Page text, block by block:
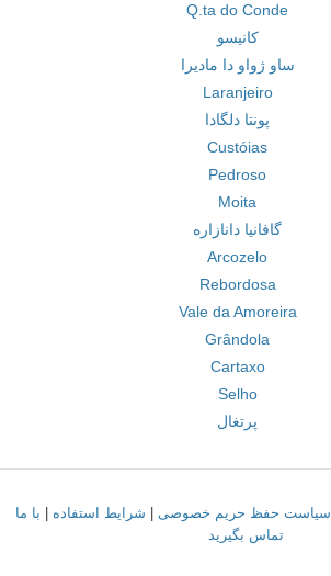
Q.ta do Conde
کانیسو
ساو ژواو دا مادیرا
Laranjeiro
پونتا دلگادا
Custóias
Pedroso
Moita
گافانیا دانازاره
Arcozelo
Rebordosa
Vale da Amoreira
Grândola
Cartaxo
Selho
پرتغال
سیاست حفظ حریم خصوصی شرایط استفاده
با ما
تماس بگیرید